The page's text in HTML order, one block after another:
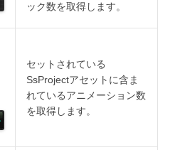
ック数を取得します。
セットされている
SsProjectアセットに含ま
れているアニメーション数
を取得します。